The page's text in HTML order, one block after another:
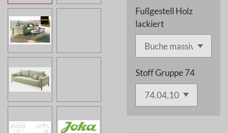
Fußgestell Holz
lackiert
Stoff Gruppe 74